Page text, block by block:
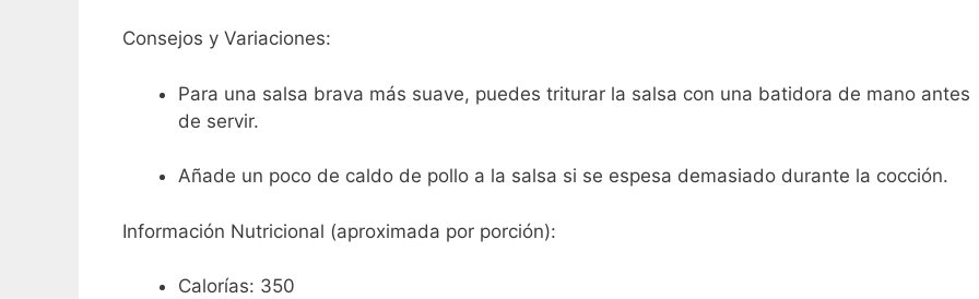
Consejos y Variaciones:
Para una salsa brava más suave, puedes triturar la salsa con una batidora de mano antes
de servir.
Añade un poco de caldo de pollo a la salsa si se espesa demasiado durante la cocción.
Información Nutricional (aproximada por porción):
Calorías: 350